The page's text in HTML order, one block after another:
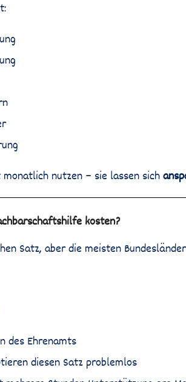
monatlich nutzen – sie lassen sich
kosten?
Satz, aber die meisten
des Ehrenamts
diesen Satz problemlos